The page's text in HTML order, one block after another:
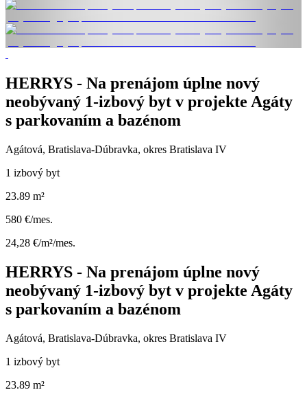
HERRYS - Na prenájom úplne nový
neobývaný 1-izbový byt v projekte Agáty
s parkovaním a bazénom
Agátová, Bratislava-Dúbravka, okres Bratislava IV
1 izbový byt
23.89 m²
580 €/mes.
24,28 €/m²/mes.
HERRYS - Na prenájom úplne nový
neobývaný 1-izbový byt v projekte Agáty
s parkovaním a bazénom
Agátová, Bratislava-Dúbravka, okres Bratislava IV
1 izbový byt
23.89 m²